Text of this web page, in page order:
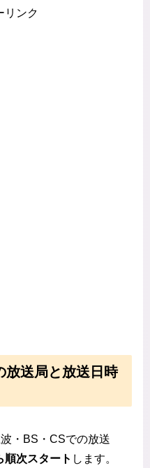
リンク
送局と放送日時
・BS・CSでの放送
順次スタート します。